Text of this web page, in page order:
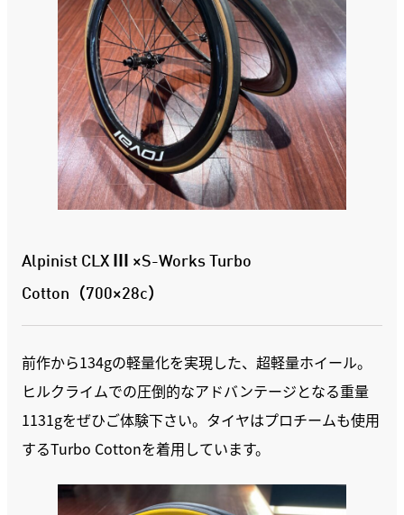
Alpinist CLX Ⅲ ×S-Works Turbo
Cotton（700×28c）
前作から134gの軽量化を実現した、超軽量ホイール。
ヒルクライムでの圧倒的なアドバンテージとなる重量
1131gをぜひご体験下さい。タイヤはプロチームも使用
するTurbo Cottonを着用しています。